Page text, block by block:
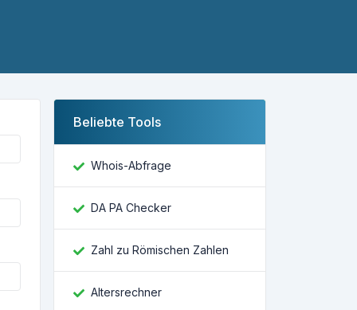
Beliebte Tools
Whois-Abfrage
DA PA Checker
Zahl zu Römischen Zahlen
Altersrechner